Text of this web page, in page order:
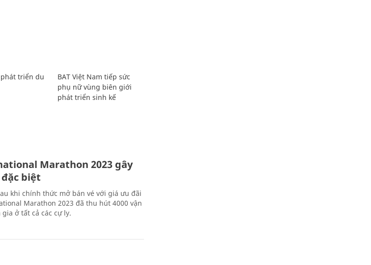
triển du
BAT Việt Nam tiếp sức
phụ nữ vùng biên giới
phát triển sinh kế
Marathon 2023 gây
biệt
khi chính thức mở bán vé với giá ưu đãi
Marathon 2023 đã thu hút 4000 vận
ở tất cả các cự ly.